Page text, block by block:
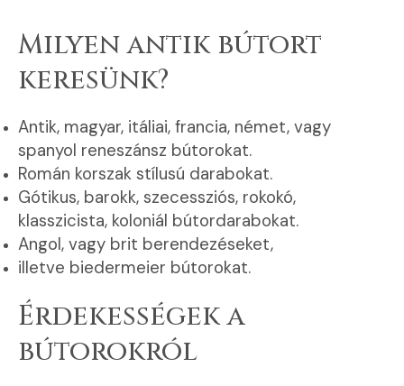
Milyen antik bútort
keresünk?
Antik, magyar, itáliai, francia, német, vagy
spanyol reneszánsz bútorokat.
Román korszak stílusú darabokat.
Gótikus, barokk, szecessziós, rokokó,
klasszicista, koloniál bútordarabokat.
Angol, vagy brit berendezéseket,
illetve biedermeier bútorokat.
Érdekességek a
bútorokról